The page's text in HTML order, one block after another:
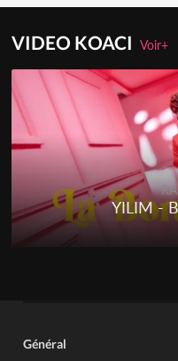
VIDEO KOACIVoir+
YILIM -
Général